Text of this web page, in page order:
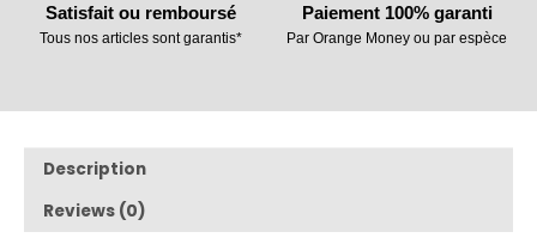
Satisfait ou remboursé
Tous nos articles sont garantis*
Paiement 100% garanti
Par Orange Money ou par espèce
Description
Reviews (0)